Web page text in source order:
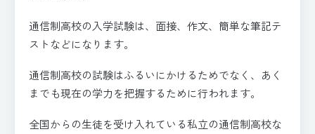
通信制高校の入学試験は、面接、作文、簡単な筆記テ
ストなどになります。
通信制高校の試験はふるいにかけるためでなく、あく
までも現在の学力を把握するために行われます。
全国からの生徒を受け入れている私立の通信制高校な